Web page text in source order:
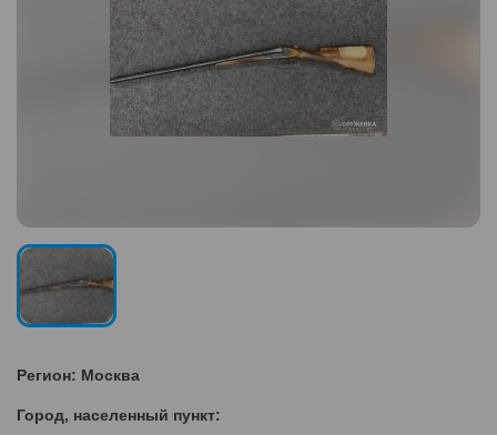
Регион: Москва
Город, населенный пункт: